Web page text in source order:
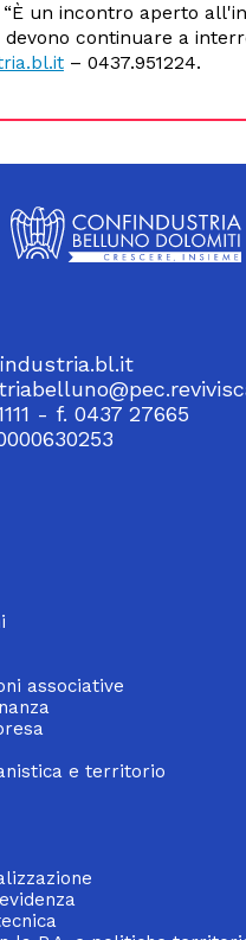
un incontro aperto
continuare a
– 0437.951224.
- f. 0437 27665
associative
e territorio